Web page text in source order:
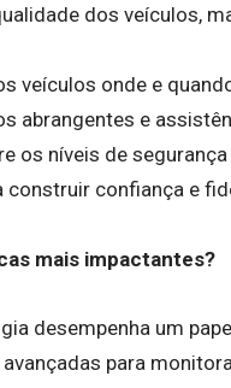
dos veículos,
veículos onde e
abrangentes e
os níveis de
confiança e
mais impactantes?
desempenha um
para